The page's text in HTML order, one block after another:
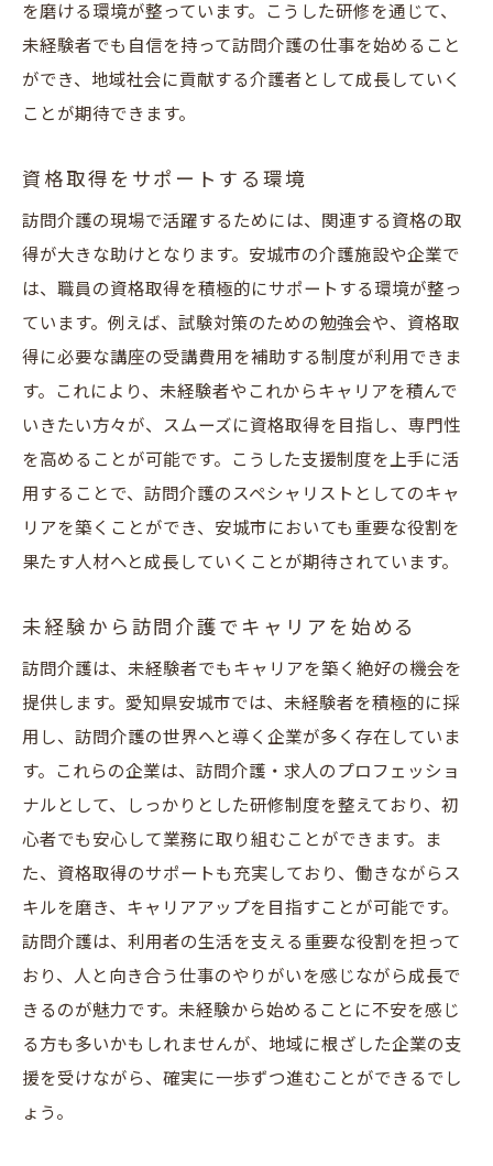
を磨ける環境が整っています。こうした研修を通じて、
未経験者でも自信を持って訪問介護の仕事を始めること
ができ、地域社会に貢献する介護者として成長していく
ことが期待できます。
資格取得をサポートする環境
訪問介護の現場で活躍するためには、関連する資格の取
得が大きな助けとなります。安城市の介護施設や企業で
は、職員の資格取得を積極的にサポートする環境が整っ
ています。例えば、試験対策のための勉強会や、資格取
得に必要な講座の受講費用を補助する制度が利用できま
す。これにより、未経験者やこれからキャリアを積んで
いきたい方々が、スムーズに資格取得を目指し、専門性
を高めることが可能です。こうした支援制度を上手に活
用することで、訪問介護のスペシャリストとしてのキャ
リアを築くことができ、安城市においても重要な役割を
果たす人材へと成長していくことが期待されています。
未経験から訪問介護でキャリアを始める
訪問介護は、未経験者でもキャリアを築く絶好の機会を
提供します。愛知県安城市では、未経験者を積極的に採
用し、訪問介護の世界へと導く企業が多く存在していま
す。これらの企業は、訪問介護・求人のプロフェッショ
ナルとして、しっかりとした研修制度を整えており、初
心者でも安心して業務に取り組むことができます。ま
た、資格取得のサポートも充実しており、働きながらス
キルを磨き、キャリアアップを目指すことが可能です。
訪問介護は、利用者の生活を支える重要な役割を担って
おり、人と向き合う仕事のやりがいを感じながら成長で
きるのが魅力です。未経験から始めることに不安を感じ
る方も多いかもしれませんが、地域に根ざした企業の支
援を受けながら、確実に一歩ずつ進むことができるでし
ょう。